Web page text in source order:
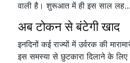
वाली है। शुरूआत में ही इस साल लह…
अब टोकन से बंटेगी खाद
इनदिनों कई राज्यों में उर्वरक की
इस समस्या से छुटकारा दिलाने के